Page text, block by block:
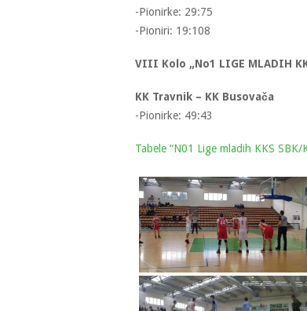
-Pionirke: 29:75
-Pioniri: 19:108
VIII Kolo „No1 LIGE MLADIH
KK Travnik – KK Busovača
-Pionirke: 49:43
Tabele “N01 Lige mladih KKS SBK/